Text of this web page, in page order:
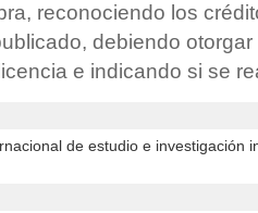
reconociendo los
debiendo
e indicando si se
de estudio e investigación